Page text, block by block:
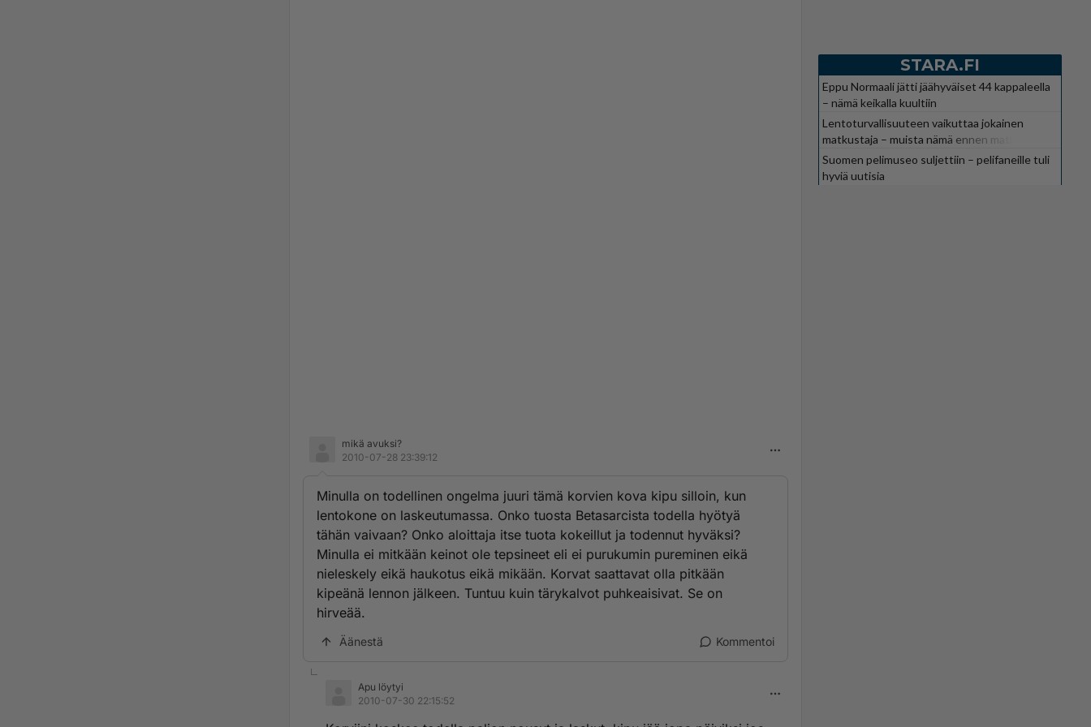
mikä avuksi?
2010-07-28 23:39:12
Minulla on todellinen ongelma juuri tämä korvien kova kipu silloin, kun
lentokone on laskeutumassa. Onko tuosta Betasarcista todella hyötyä
tähän vaivaan? Onko aloittaja itse tuota kokeillut ja todennut hyväksi?
Minulla ei mitkään keinot ole tepsineet eli ei purukumin pureminen eikä
nieleskely eikä haukotus eikä mikään. Korvat saattavat olla pitkään
kipeänä lennon jälkeen. Tuntuu kuin tärykalvot puhkeaisivat. Se on
hirveää.
Äänestä Kommentoi
Apu löytyi
2010-07-30 22:15:52
STARA.FI
Eppu Normaali jätti jäähyväiset 44 kappaleella
– nämä keikalla kuultiin
Lentoturvallisuuteen vaikuttaa jokainen
matkustaja – muista nämä ennen matkaa
Suomen pelimuseo suljettiin – pelifaneille tuli
hyviä uutisia